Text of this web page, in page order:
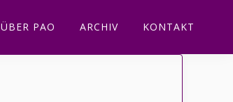
ÜBER PAO ARCHIV KONTAKT